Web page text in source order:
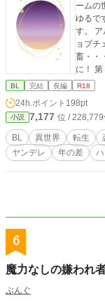
ームの世界
ゆるで
す。 アルフォンスのスピンオフ『攻略対象から悪役令息にジ
ョブチェ
畜・・・
に！
た((((；
あれ？
をあげ
BL 完結 長編 R18
24h.ポイント 198pt
小説 7,177 位 /
BL 異世界 転生
ヤンデレ
年の差
6
魔力なしの嫌われ
ぶんぐ